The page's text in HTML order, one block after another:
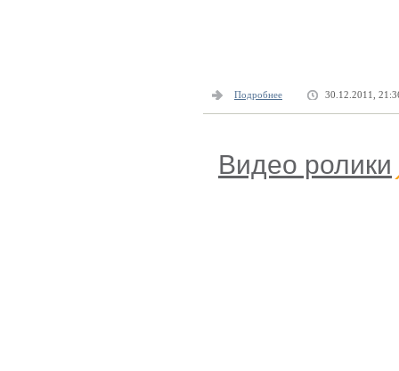
Подробнее 30.12.2011,
Видео ролики